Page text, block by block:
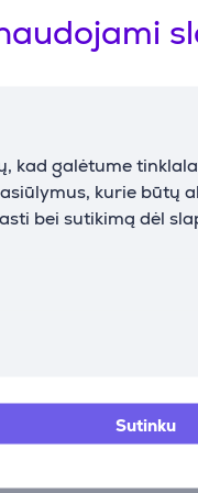
kad galėtume
kurie būtų
bei sutikimą dėl
Sutinku
trigubo lazerio
atrodo gyvas ir
HDR10 ir Dolby
sale. Automatinis